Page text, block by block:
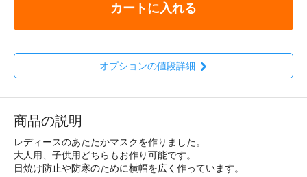
カートに入れる
オプションの値段詳細
商品の説明
レディースのあたたかマスクを作りました。
大人用、子供用どちらもお作り可能です。
日焼け防止や防寒のために横幅を広く作っています。